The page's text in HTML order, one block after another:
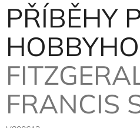
PŘÍBĚHY
HOBBYHO
FRANCIS